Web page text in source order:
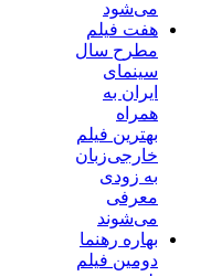
می‌شود
هفت فیلم
مطرح سال
سینمای
ایران به
همراه
بهترین فیلم
خارجی‌زبان
به زودی
معرفی
می‌شوند
بهاره رهنما
دومین فیلم